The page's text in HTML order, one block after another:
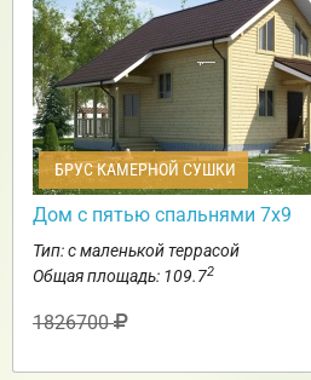
БРУС КАМЕРНОЙ СУШКИ
Дом с пятью спальнями 7х9
Тип: с маленькой террасой
Общая площадь: 109.72
1826700